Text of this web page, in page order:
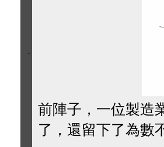
前陣子，一位製造
了，還留下了為數